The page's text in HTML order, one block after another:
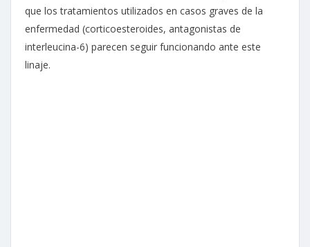
que los tratamientos utilizados en casos graves de la
enfermedad (corticoesteroides, antagonistas de
interleucina-6) parecen seguir funcionando ante este
linaje.